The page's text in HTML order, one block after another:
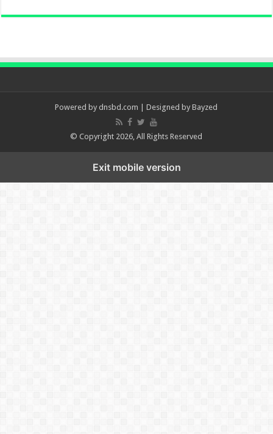
Powered by dnsbd.com | Designed byBayzed
© Copyright 2026, All Rights Reserved
Exit mobile version